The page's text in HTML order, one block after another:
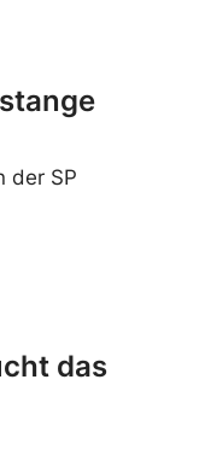
der SP
das